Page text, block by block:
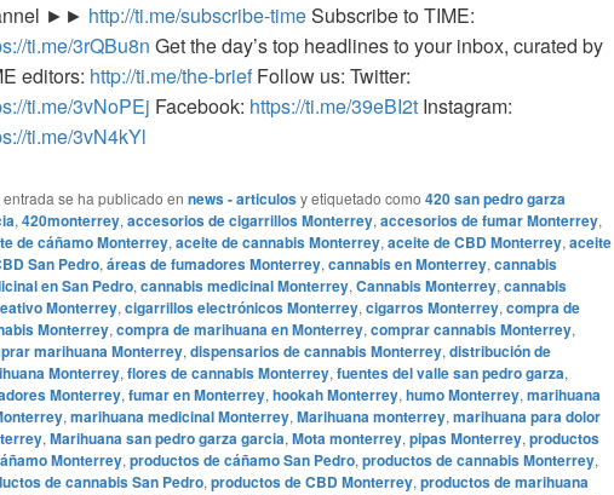
►► http://ti.me/subscribe-timeSubscribe to TIME:
ti.me/3rQBu8n Get the day’s top headlines to your inbox, curated by
editors: http://ti.me/the-briefFollow us: Twitter:
ti.me/3vNoPEj Facebook: https://ti.me/39eBI2t Instagram:
ti.me/3vN4kYl
entrada se ha publicado en news - articulosy etiquetado como 420 san pedro garza
, 420monterrey, accesorios de cigarrillos Monterrey, accesorios de fumar Monterrey,
de cáñamo Monterrey, aceite de cannabis Monterrey, aceite de CBD Monterrey, aceite
San Pedro, áreas de fumadores Monterrey, cannabis en Monterrey, cannabis
en San Pedro, cannabis medicinal Monterrey, Cannabis Monterrey, cannabis
Monterrey, cigarrillos electrónicos Monterrey, cigarros Monterrey, compra de
Monterrey, compra de marihuana en Monterrey, comprar cannabis Monterrey,
marihuana Monterrey, dispensarios de cannabis Monterrey, distribución de
Monterrey, flores de cannabis Monterrey, fuentes del valle san pedro garza,
Monterrey, fumar en Monterrey, hookah Monterrey, humo Monterrey, marihuana
, marihuana medicinal Monterrey, Marihuana monterrey, marihuana para dolor
, Marihuana san pedro garza garcia, Mota monterrey, pipas Monterrey, productos
Monterrey, productos de cáñamo San Pedro, productos de cannabis Monterrey,
de cannabis San Pedro, productos de CBD Monterrey, productos de marihuana